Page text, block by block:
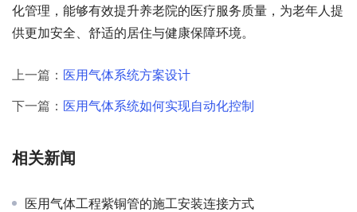
化管理，能够有效提升养老院的医疗服务质量，为老年人提
供更加安全、舒适的居住与健康保障环境。
上一篇： 医用气体系统方案设计
下一篇： 医用气体系统如何实现自动化控制
相关新闻
医用气体工程紫铜管的施工安装连接方式